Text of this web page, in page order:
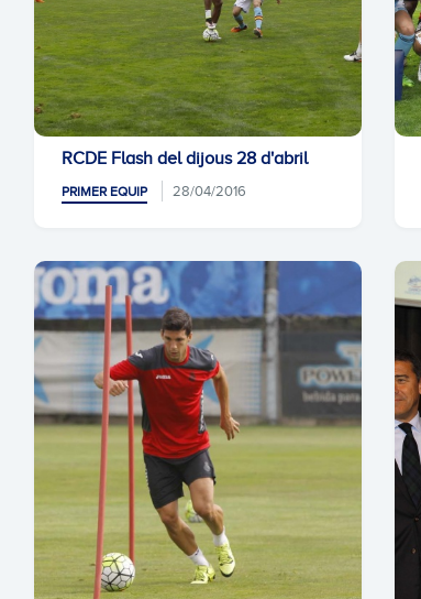
RCDE Flash del dijous 28 d'abril
PRIMER EQUIP 28/04/2016